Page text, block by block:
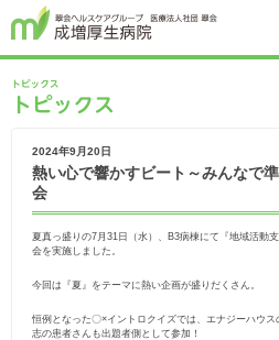
2024年9月20日
熱い心で響かすビート～みんなで
会
夏真っ盛りの7月31日（水）、B3病棟にて『地域活動
会を実施しました。
今回は『夏』をテーマに熱い企画が盛りだくさん。
恒例となった〇×イントロクイズでは、エナジーハウ
志の患者さんも出題者側として参加！